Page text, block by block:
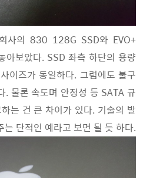
사의 830 128G SSD와 EVO+
보았다. SSD 좌측 하단의 용량
이즈가 동일하다. 그럼에도 불구
. 물론 속도며 안정성 등 SATA 규
는 건 큰 차이가 있다. 기술의 발
단적인 예라고 보면 될 듯 하다.